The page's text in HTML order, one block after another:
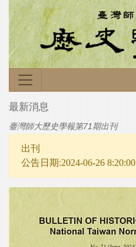
最新消息
臺灣師大歷史學報第71期出刊
出刊
公告日期:2024-06-26 8:20:00